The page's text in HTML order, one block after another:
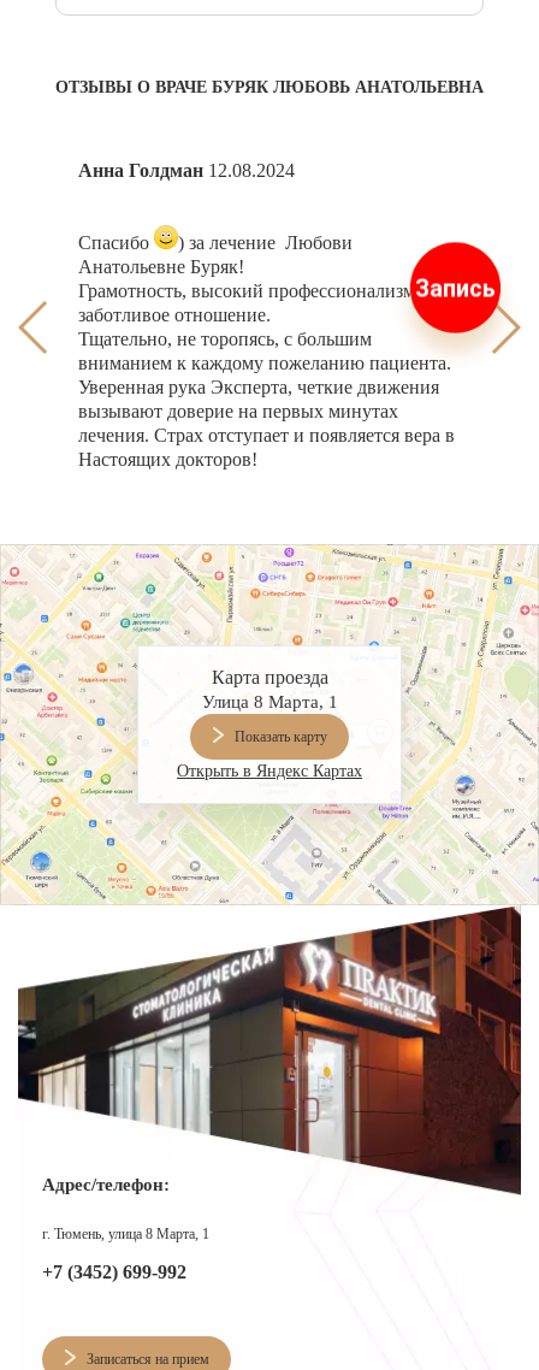
Запись
ОТЗЫВЫ О ВРАЧЕ БУРЯК ЛЮБОВЬ АНАТОЛЬЕВНА
Анна Голдман 12.08.2024
Спасибо
) за лечение Любови
Анатольевне Буряк!
Грамотность, высокий профессионализм,
заботливое отношение.
Тщательно, не торопясь, с большим
вниманием к каждому пожеланию пациента.
Уверенная рука Эксперта, четкие движения
вызывают доверие на первых минутах
лечения. Страх отступает и появляется вера в
Настоящих докторов!
Карта проезда
Улица 8 Марта, 1
Показать карту
Открыть в Яндекс Картах
Адрес/телефон:
г. Тюмень, улица 8 Марта, 1
+7 (3452) 699-992
Записаться на прием